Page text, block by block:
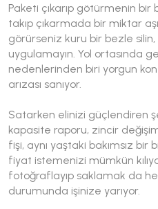
Paketi çıkarıp götürmenin
takıp çıkarmada bir miktar
görürseniz kuru bir bezle
uygulamayın. Yol ortasında
nedenlerinden biri yorgun
arızası sanıyor.
Satarken elinizi güçlendiren
kapasite raporu, zincir
fişi, aynı yaştaki bakımsız
fiyat istemenizi mümkün
fotoğraflayıp saklamak da
durumunda işinize yarıyor.